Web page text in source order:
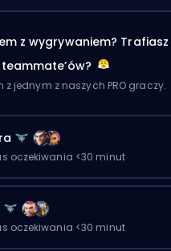
z wygrywaniem? Trafiasz
z jednym z naszych PRO graczy.
oczekiwania <30 minut
oczekiwania <30 minut